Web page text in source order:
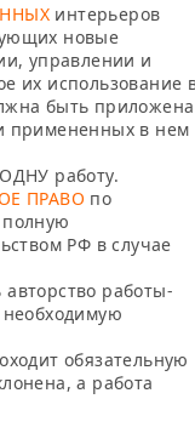
интерьеров
новые
управлении и
их использование
быть приложена
примененных в нем
ОДНУ работу.
ПРАВО по
РФ в случае
работы-
необходимую
обязательную
а работа